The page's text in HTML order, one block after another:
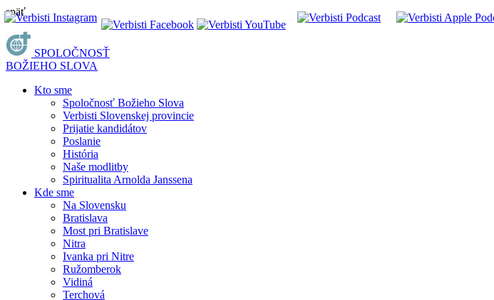
späť
SPOLOČNOSŤ
BOŽIEHO SLOVA
Kto sme
Spoločnosť Božieho Slova
Verbisti Slovenskej provincie
Prijatie kandidátov
Poslanie
História
Naše modlitby
Spiritualita Arnolda Janssena
Kde sme
Na Slovensku
Bratislava
Most pri Bratislave
Nitra
Ivanka pri Nitre
Ružomberok
Vidiná
Terchová